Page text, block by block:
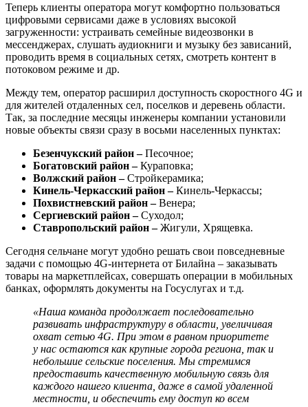
Теперь клиенты оператора могут комфортно пользоваться
цифровыми сервисами даже в условиях высокой
загруженности: устраивать семейные видеозвонки в
мессенджерах, слушать аудиокниги и музыку без зависаний,
проводить время в социальных сетях, смотреть контент в
потоковом режиме и др.
Между тем, оператор расширил доступность скоростного 4G и
для жителей отдаленных сел, поселков и деревень области.
Так, за последние месяцы инженеры компании установили
новые объекты связи сразу в восьми населенных пунктах:
Безенчукский район –Песочное;
Богатовский район –Кураповка;
Волжский район –Стройкерамика;
Кинель-Черкасский район –Кинель-Черкассы;
Похвистневский район –Венера;
Сергиевский район –Суходол;
Ставропольский район –Жигули, Хрящевка.
Сегодня сельчане могут удобно решать свои повседневные
задачи с помощью 4G-интернета от Билайна – заказывать
товары на маркетплейсах, совершать операции в мобильных
банках, оформлять документы на Госуслугах и т.д.
«Наша команда продолжает последовательно
развивать инфраструктуру в области, увеличивая
охват сетью 4G. При этом в равном приоритете
у нас остаются как крупные города региона, так и
небольшие сельские поселения. Мы стремимся
предоставить качественную мобильную связь для
каждого нашего клиента, даже в самой удаленной
местности, и обеспечить ему доступ ко всем